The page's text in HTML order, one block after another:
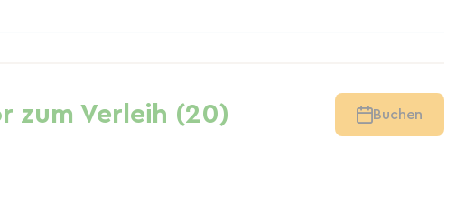
zum Verleih (20) Buchen